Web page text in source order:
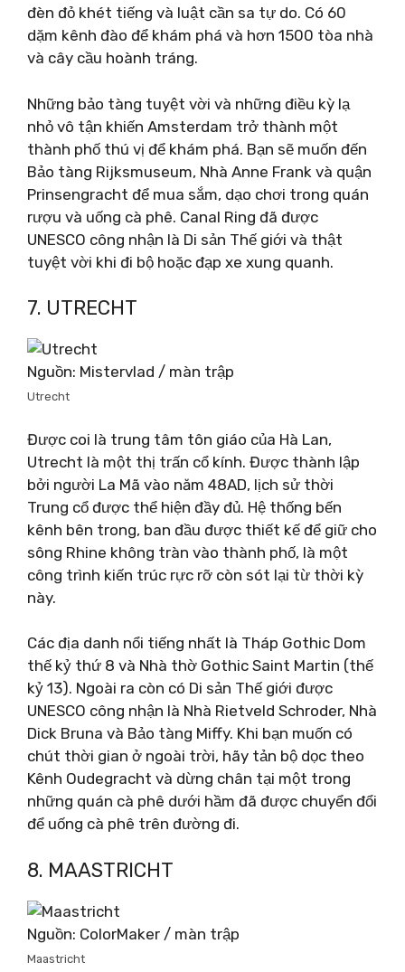
đèn đỏ khét tiếng và luật cần sa tự do. Có 60
dặm kênh đào để khám phá và hơn 1500 tòa nhà
và cây cầu hoành tráng.
Những bảo tàng tuyệt vời và những điều kỳ lạ
nhỏ vô tận khiến Amsterdam trở thành một
thành phố thú vị để khám phá. Bạn sẽ muốn đến
Bảo tàng Rijksmuseum, Nhà Anne Frank và quận
Prinsengracht để mua sắm, dạo chơi trong quán
rượu và uống cà phê. Canal Ring đã được
UNESCO công nhận là Di sản Thế giới và thật
tuyệt vời khi đi bộ hoặc đạp xe xung quanh.
7. UTRECHT
Nguồn: Mistervlad / màn trập
Utrecht
Được coi là trung tâm tôn giáo của Hà Lan,
Utrecht là một thị trấn cổ kính. Được thành lập
bởi người La Mã vào năm 48AD, lịch sử thời
Trung cổ được thể hiện đầy đủ. Hệ thống bến
kênh bên trong, ban đầu được thiết kế để giữ cho
sông Rhine không tràn vào thành phố, là một
công trình kiến ​​trúc rực rỡ còn sót lại từ thời kỳ
này.
Các địa danh nổi tiếng nhất là Tháp Gothic Dom
thế kỷ thứ 8 và Nhà thờ Gothic Saint Martin (thế
kỷ 13). Ngoài ra còn có Di sản Thế giới được
UNESCO công nhận là Nhà Rietveld Schroder, Nhà
Dick Bruna và Bảo tàng Miffy. Khi bạn muốn có
chút thời gian ở ngoài trời, hãy tản bộ dọc theo
Kênh Oudegracht và dừng chân tại một trong
những quán cà phê dưới hầm đã được chuyển đổi
để uống cà phê trên đường đi.
8. MAASTRICHT
Nguồn: ColorMaker / màn trập
Maastricht